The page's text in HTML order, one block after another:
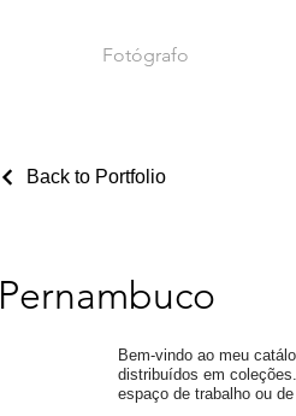
Fotógrafo
Back to Portfolio
Pernambuco
Bem-vindo ao meu
distribuídos em
espaço de trabalho ou